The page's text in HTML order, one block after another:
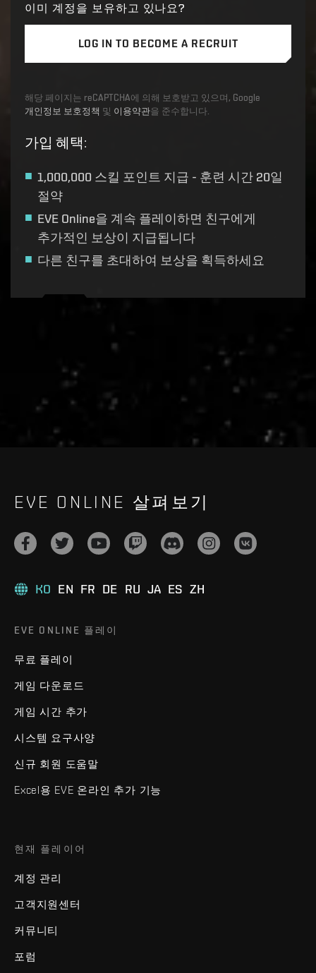
이미 계정을 보유하고 있나요?
LOG IN TO BECOME A RECRUIT
해당 페이지는 reCAPTCHA에 의해 보호받고 있으며, Google
개인정보 보호정책 및 이용약관을 준수합니다.
가입 혜택:
1,000,000 스킬 포인트 지급 - 훈련 시간 20일
절약
EVE Online을 계속 플레이하면 친구에게
추가적인 보상이 지급됩니다
다른 친구를 초대하여 보상을 획득하세요
live.evetech.net/api/v1
EVE ONLINE 살펴보기
KO EN FR DE RU JA ES ZH
EVE ONLINE 플레이
무료 플레이
게임 다운로드
게임 시간 추가
시스템 요구사양
신규 회원 도움말
Excel용 EVE 온라인 추가 기능
현재 플레이어
계정 관리
고객지원센터
커뮤니티
포럼